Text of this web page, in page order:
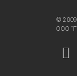
©
ООО